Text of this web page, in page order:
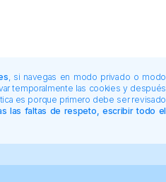
, si navegas en modo privado o modo
temporalmente las cookies y después
es porque primero debe ser revisado
las faltas de respeto, escribir todo el